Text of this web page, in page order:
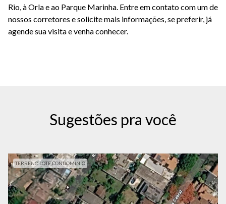
Rio, à Orla e ao Parque Marinha. Entre em contato com um de
nossos corretores e solicite mais informações, se preferir, já
agende sua visita e venha conhecer.
Sugestões pra você
TERRENO LOTE CONDOMINIO